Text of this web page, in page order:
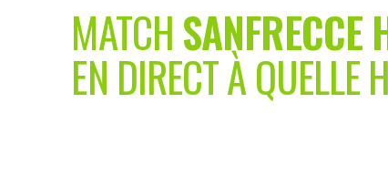
MATCH
EN DIRECT À QUELLE